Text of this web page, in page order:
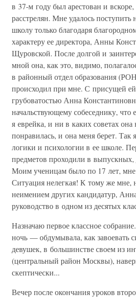
в 37-м году был арестован и
расстрелян. Мне удалось поступить
школу только благодаря
характеру ее директора, Анны
Щуровской. После долгой и
мной она, как это, видимо,
в районный отдел образования
происходил при мне. С присущей
грубоватостью Анна
начальствующему собеседнику, что
я еврейка, и ни в каких советах
понравилась, и она меня берет. Так
логики и психологии в ее школе.
предметов проходили в выпускных,
Моим ученицам было по 17 лет,
Ситуация нелегкая! К тому же мне,
неимением других кандидатур,
руководство в одном из десятых
Назначаю первое классное
ночь — обдумывала, как завоевать
девушек, в большинстве своем из
(центральный район Москвы),
скептически...
Вечер после окончания уроков